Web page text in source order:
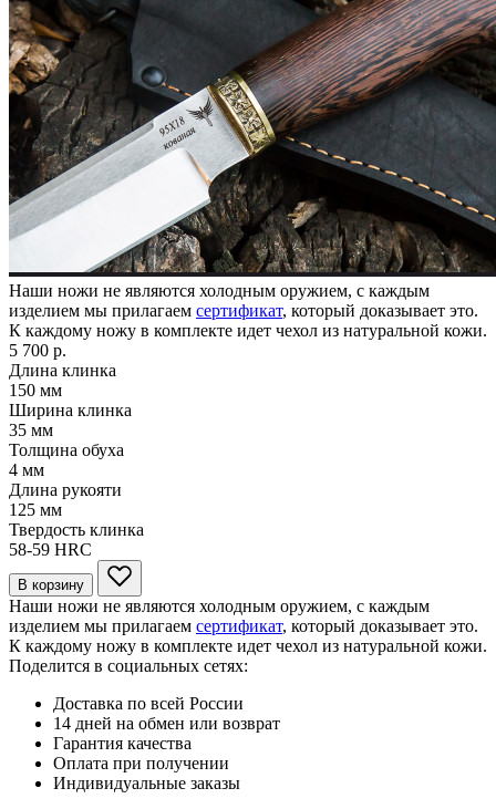
Наши ножи не являются холодным оружием, с каждым
изделием мы прилагаем сертификат, который доказывает это.
К каждому ножу в комплекте идет чехол из натуральной кожи.
5 700 р.
Длина клинка
150 мм
Ширина клинка
35 мм
Толщина обуха
4 мм
Длина рукояти
125 мм
Твердость клинка
58-59 HRC
В корзину
Наши ножи не являются холодным оружием, с каждым
изделием мы прилагаем сертификат, который доказывает это.
К каждому ножу в комплекте идет чехол из натуральной кожи.
Поделится в социальных сетях:
Доставка по всей России
14 дней на обмен или возврат
Гарантия качества
Оплата при получении
Индивидуальные заказы